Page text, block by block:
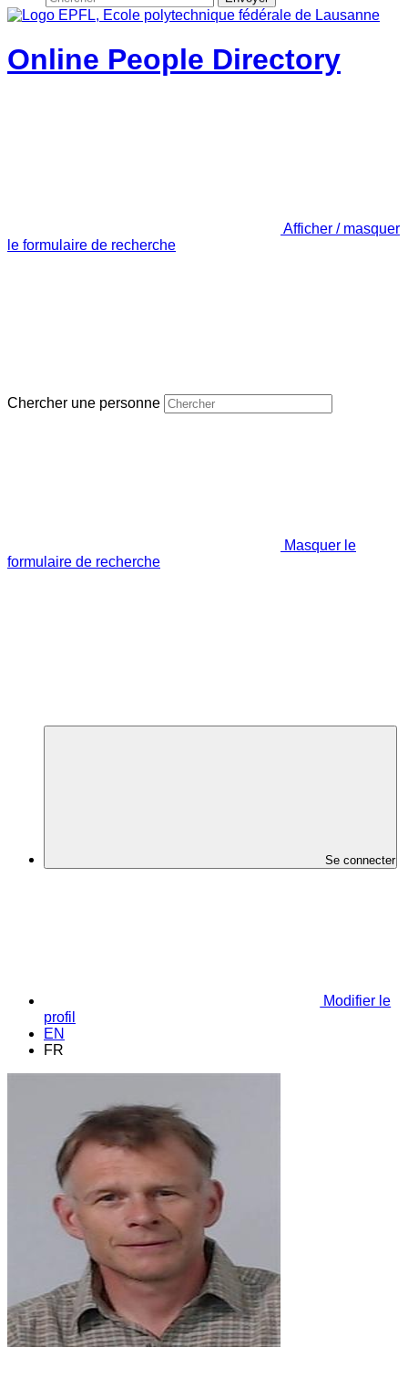
Online People Directory
Afficher / masquer
le formulaire de recherche
Chercher une personne
Masquer le
formulaire de recherche
Se connecter
Modifier le
profil
EN
FR